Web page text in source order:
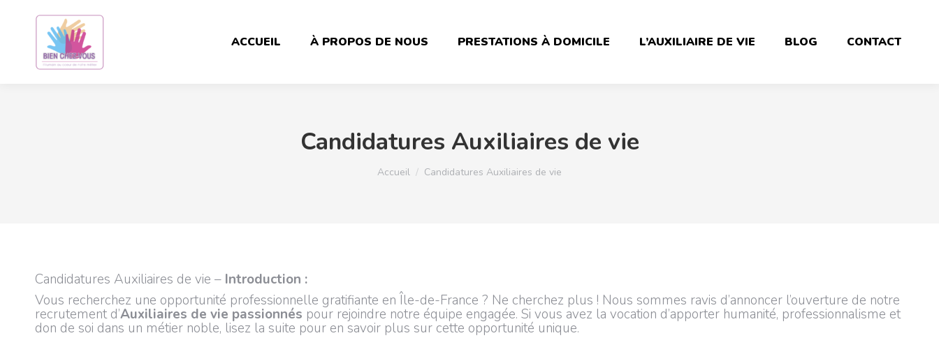
ACCUEIL À PROPOS DE NOUS PRESTATIONS À DOMICILE L’AUXILIAIRE DE VIE BLOG CONTACT
Candidatures Auxiliaires de vie
Vous êtes ici :
Accueil Candidatures Auxiliaires de vie
Candidatures Auxiliaires de vie – Introduction :
Vous recherchez une opportunité professionnelle gratifiante en Île-de-France ? Ne cherchez plus ! Nous sommes ravis d’annoncer l’ouverture de notre
recrutement d’Auxiliaires de vie passionnés pour rejoindre notre équipe engagée. Si vous avez la vocation d’apporter humanité, professionnalisme et
don de soi dans un métier noble, lisez la suite pour en savoir plus sur cette opportunité unique.